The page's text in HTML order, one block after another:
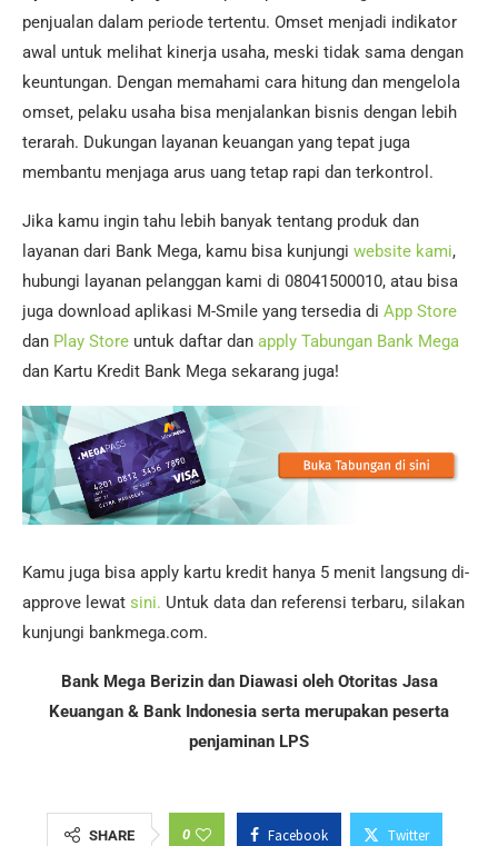
penjualan dalam periode tertentu. Omset menjadi indikator
awal untuk melihat kinerja usaha, meski tidak sama dengan
keuntungan. Dengan memahami cara hitung dan mengelola
omset, pelaku usaha bisa menjalankan bisnis dengan lebih
terarah. Dukungan layanan keuangan yang tepat juga
membantu menjaga arus uang tetap rapi dan terkontrol.
Jika kamu ingin tahu lebih banyak tentang produk dan
layanan dari Bank Mega, kamu bisa kunjungi website kami,
hubungi layanan pelanggan kami di 08041500010, atau bisa
juga download aplikasi M-Smile yang tersedia di App Store
dan Play Store untuk daftar dan apply Tabungan Bank Mega
dan Kartu Kredit Bank Mega sekarang juga!
Kamu juga bisa apply kartu kredit hanya 5 menit langsung di-
approve lewat sini. Untuk data dan referensi terbaru, silakan
kunjungi bankmega.com.
Bank Mega Berizin dan Diawasi oleh Otoritas Jasa
Keuangan & Bank Indonesia serta merupakan peserta
penjaminan LPS
SHARE 0 Facebook Twitter